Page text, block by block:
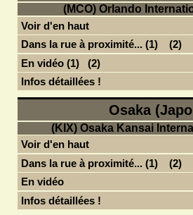
(MCO) Orlando
Voir d'en haut
Dans la rue à proximité... (1)
(2)
En vidéo (1)
(2)
Infos détaillées !
Osaka
(KIX) Osaka Kansai
Voir d'en haut
Dans la rue à proximité... (1)
(2)
En vidéo
Infos détaillées !